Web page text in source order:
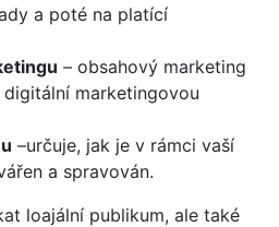
a poté na platící
– obsahový marketing
marketingovou
–určuje, jak je v rámci vaší
a spravován.
loajální publikum, ale také